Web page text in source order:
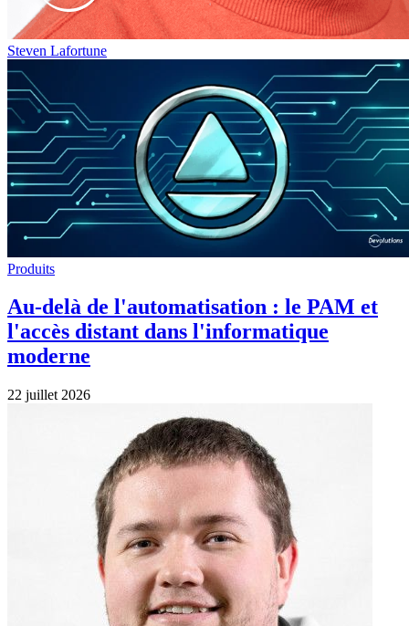
Steven Lafortune
Produits
Au-delà de l'automatisation : le PAM et
l'accès distant dans l'informatique
moderne
22 juillet 2026